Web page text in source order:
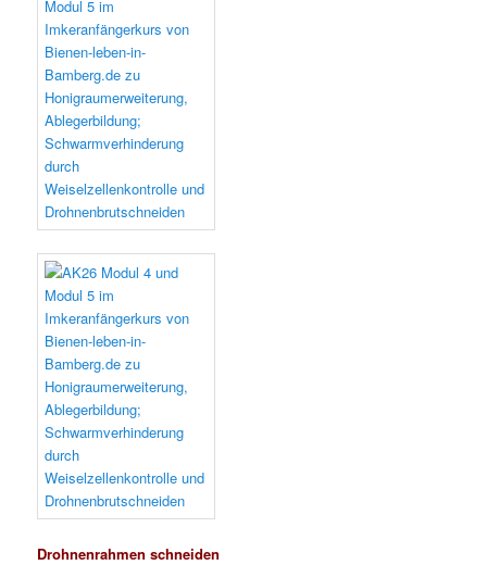
Drohnenrahmen schneiden